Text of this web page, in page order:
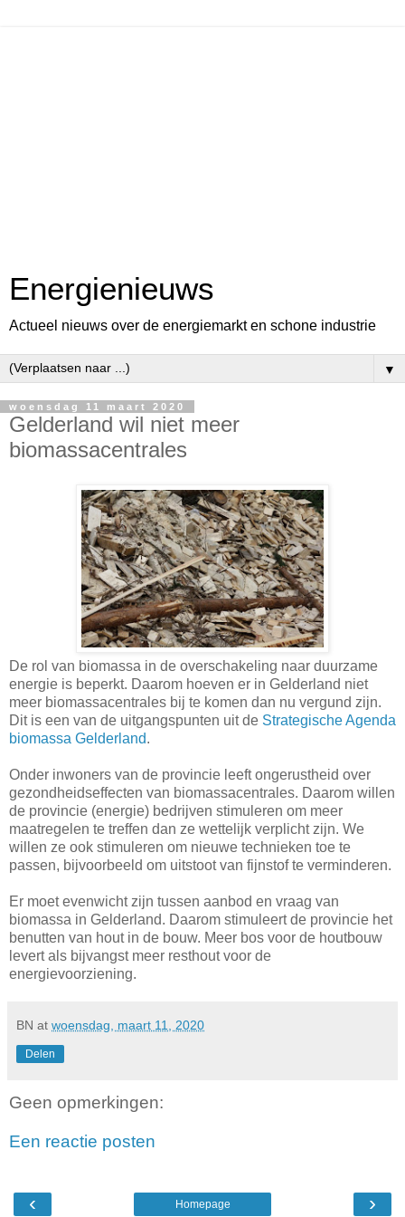
Energienieuws
Actueel nieuws over de energiemarkt en schone industrie
▼
woensdag 11 maart 2020
Gelderland wil niet meer
biomassacentrales
De rol van biomassa in de overschakeling naar duurzame
energie is beperkt. Daarom hoeven er in Gelderland niet
meer biomassacentrales bij te komen dan nu vergund zijn.
Dit is een van de uitgangspunten uit de Strategische Agenda
biomassa Gelderland.
Onder inwoners van de provincie leeft ongerustheid over
gezondheidseffecten van biomassacentrales. Daarom willen
de provincie (energie) bedrijven stimuleren om meer
maatregelen te treffen dan ze wettelijk verplicht zijn. We
willen ze ook stimuleren om nieuwe technieken toe te
passen, bijvoorbeeld om uitstoot van fijnstof te verminderen.
Er moet evenwicht zijn tussen aanbod en vraag van
biomassa in Gelderland. Daarom stimuleert de provincie het
benutten van hout in de bouw. Meer bos voor de houtbouw
levert als bijvangst meer resthout voor de
energievoorziening.
BN at woensdag, maart 11, 2020
Delen
Geen opmerkingen:
Een reactie posten
‹ ›
Homepage